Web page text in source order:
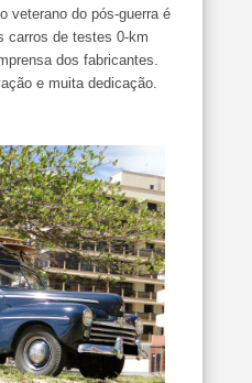
veterano do pós-guerra é
carros de testes 0-km
dos fabricantes.
e muita dedicação.